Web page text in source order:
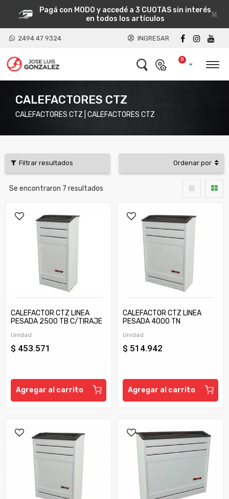
×
Pagá con MODO y accedé a 3 CUOTAS sin interés
en todos los artículos
2494 47 9324 INGRESAR
0
CALEFACTORES CTZ
CALEFACTORES CTZ | CALEFACTORES CTZ
Filtrar resultados Ordenar por
Se encontraron 7 resultados
CALEFACTOR CTZ LINEA
PESADA 2500 TB C/TIRAJE
Unidad
$ 453.571
Agregar al carrito
CALEFACTOR CTZ LINEA
PESADA 4000 TN
Unidad
$ 514.942
Agregar al carrito